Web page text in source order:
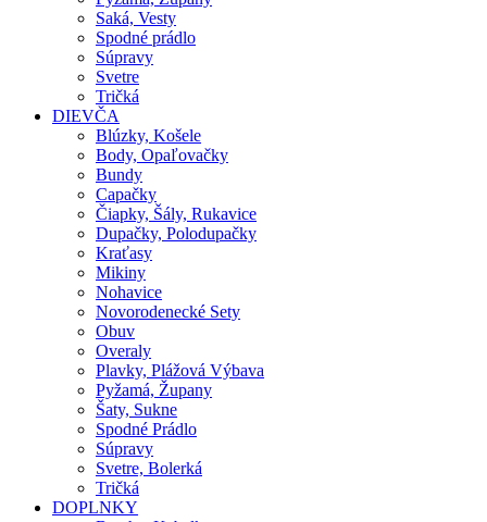
Saká, Vesty
Spodné prádlo
Súpravy
Svetre
Tričká
DIEVČA
Blúzky, Košele
Body, Opaľovačky
Bundy
Capačky
Čiapky, Šály, Rukavice
Dupačky, Polodupačky
Kraťasy
Mikiny
Nohavice
Novorodenecké Sety
Obuv
Overaly
Plavky, Plážová Výbava
Pyžamá, Župany
Šaty, Sukne
Spodné Prádlo
Súpravy
Svetre, Bolerká
Tričká
DOPLNKY